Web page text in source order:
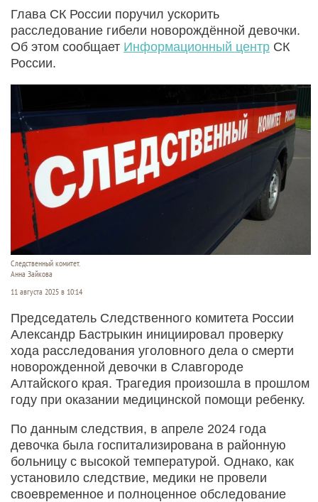
Глава СК России поручил ускорить
расследование гибели новорождённой девочки.
Об этом сообщает Информационный центр СК
России.
Следственный комитет.
Анна Зайкова
11 августа 2025 в 10:14
Председатель Следственного комитета России
Александр Бастрыкин инициировал проверку
хода расследования уголовного дела о смерти
новорожденной девочки в Славгороде
Алтайского края. Трагедия произошла в прошлом
году при оказании медицинской помощи ребенку.
По данным следствия, в апреле 2024 года
девочка была госпитализирована в районную
больницу с высокой температурой. Однако, как
установило следствие, медики не провели
своевременное и полноценное обследование